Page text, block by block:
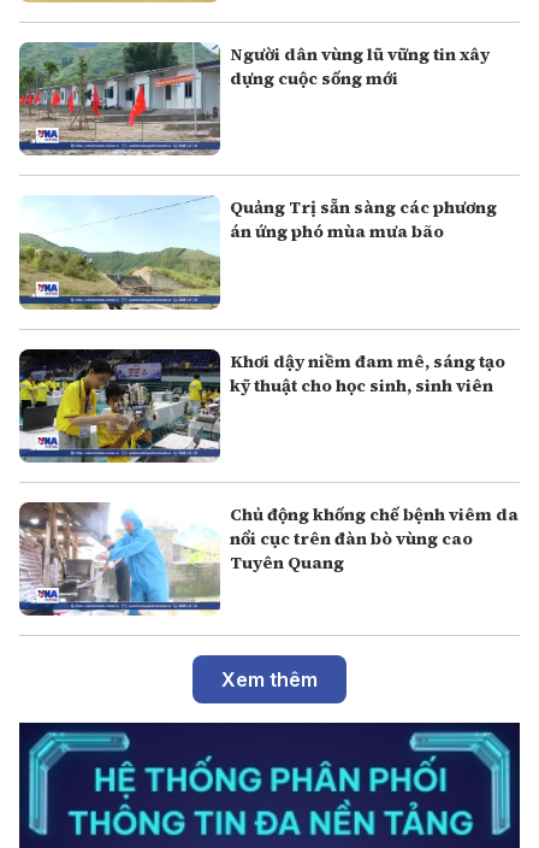
Người dân vùng lũ vững tin xây
dựng cuộc sống mới
Quảng Trị sẵn sàng các phương
án ứng phó mùa mưa bão
Khơi dậy niềm đam mê, sáng tạo
kỹ thuật cho học sinh, sinh viên
Chủ động khống chế bệnh viêm da
nổi cục trên đàn bò vùng cao
Tuyên Quang
Xem thêm